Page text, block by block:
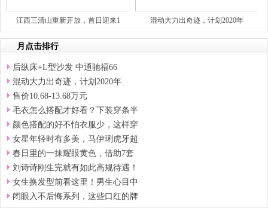
江西三清山重新开放，首日迎来1 混动大力出奇迹，计划2020年
月点击排行
后纵床+L型沙发 中通驰福66
混动大力出奇迹，计划2020年
售价10.68-13.68万元
毛衣怎么搭配才好看？下装穿条半
颜色搭配的好不怕衣服少，这样穿
女星年轻时有多美，马伊琍虎牙超
春日里的一抹耀眼黄色，借助7套
刘诗诗刚生完就有如此高规待遇！
女生换发型前看这里！男生心目中
闭眼入不后悔系列，这些口红的牌